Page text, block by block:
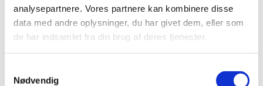
analysepartnere. Vores partnere kan kombinere disse
data med andre oplysninger, du har givet dem, eller som
de har indsamlet fra din brug af deres tjenester.
Nødvendig